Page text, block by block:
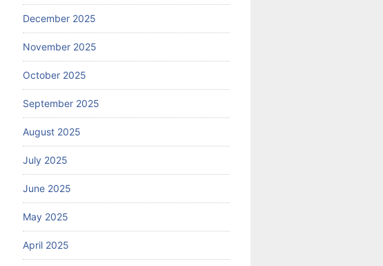
December 2025
November 2025
October 2025
September 2025
August 2025
July 2025
June 2025
May 2025
April 2025